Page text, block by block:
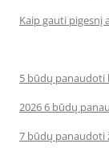
Kaip gauti
5 būdų panaudoti
2026 6 būdų
7 būdų panaudoti